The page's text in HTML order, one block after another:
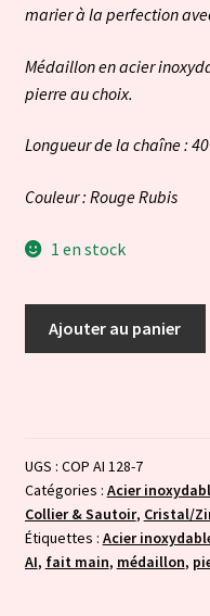
marier à la perfection
Médaillon en acier
pierre au choix.
Longueur de la chaîne :
Couleur : Rouge Rubis
1 en stock
Rubis
Ajouter au panier
UGS : COP AI 128-7
Catégories : Acier
Collier & Sautoir, Cristal/
Étiquettes : Acier
AI, fait main, médaillon,